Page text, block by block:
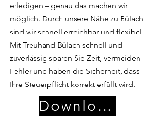
erledigen – genau das machen wir
möglich. Durch unsere Nähe zu Bülach
sind wir schnell erreichbar und flexibel.
Mit Treuhand Bülach schnell und
zuverlässig sparen Sie Zeit, vermeiden
Fehler und haben die Sicherheit, dass
Ihre Steuerpflicht korrekt erfüllt wird.
Download